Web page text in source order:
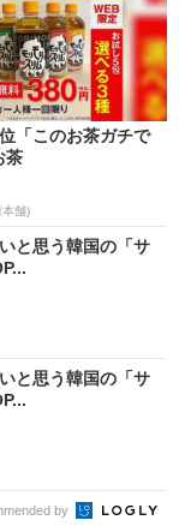
「このお茶ガチで
茶
本舗)
と思う韓国の「サ
と思う韓国の「サ
by